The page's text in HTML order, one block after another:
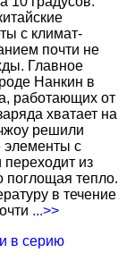
с климат-
почти не
Главное
Нанкин в
работающих от
хватает на
решили
элементы с
из
поглощая тепло.
в течение
...>>
в серию